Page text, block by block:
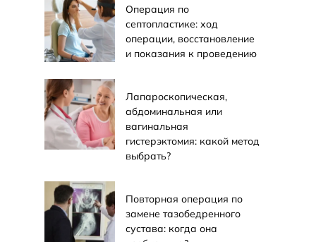
Операция по
септопластике: ход
операции, восстановление
и показания к проведению
Лапароскопическая,
абдоминальная или
вагинальная
гистерэктомия: какой метод
выбрать?
Повторная операция по
замене тазобедренного
сустава: когда она